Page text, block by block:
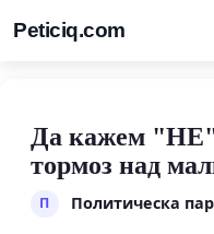
Peticiq.com
Да кажем
тормоз над
П Политическа